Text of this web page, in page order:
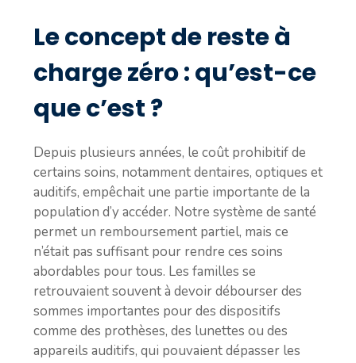
Le concept de reste à
charge zéro : qu’est-ce
que c’est ?
Depuis plusieurs années, le coût prohibitif de
certains soins, notamment dentaires, optiques et
auditifs, empêchait une partie importante de la
population d’y accéder. Notre système de santé
permet un remboursement partiel, mais ce
n’était pas suffisant pour rendre ces soins
abordables pour tous. Les familles se
retrouvaient souvent à devoir débourser des
sommes importantes pour des dispositifs
comme des prothèses, des lunettes ou des
appareils auditifs, qui pouvaient dépasser les